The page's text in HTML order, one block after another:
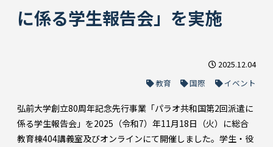
に係る学生報告会」を実施
2025.12.04
教育
国際 イベント
弘前大学創立80周年記念先行事業「パラオ共和国第2回派遣に
係る学生報告会」を2025（令和7）年11月18日（火）に総合
教育棟404講義室及びオンラインにて開催しました。学生・役